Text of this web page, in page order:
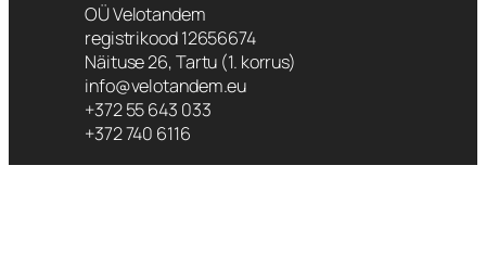
OÜ Velotandem
registrikood 12656674
Näituse 26, Tartu (1. korrus)
info@velotandem.eu
+372 55 643 033
+372 740 6116